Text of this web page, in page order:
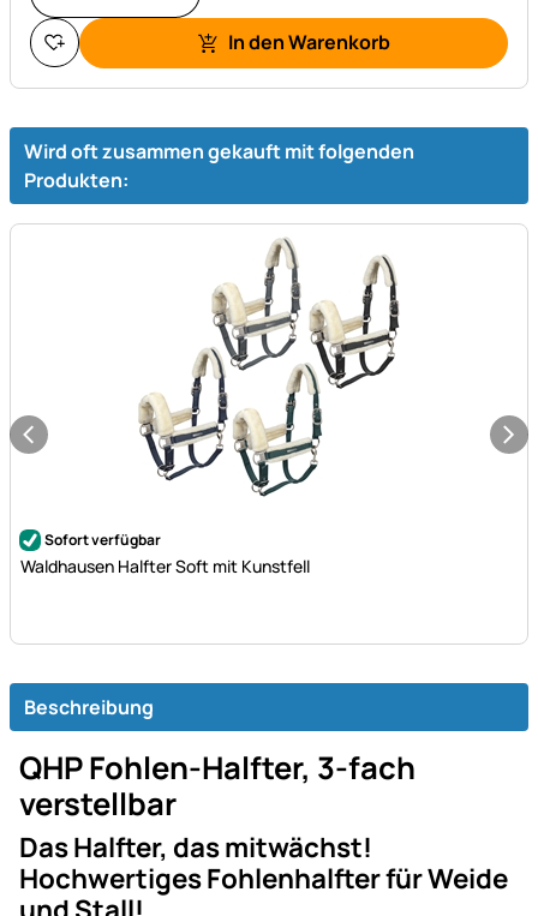
In den Warenkorb
Wird oft zusammen gekauft mit folgenden
Produkten:
Noch keine Bewertungen abgegeben
Sofort verfügbar
Waldhausen Halfter Soft mit Kunstfell
Beschreibung
QHP Fohlen-Halfter, 3-fach
verstellbar
Das Halfter, das mitwächst!
Hochwertiges Fohlenhalfter für Weide